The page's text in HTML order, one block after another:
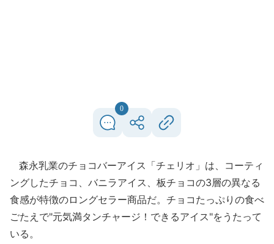
0
森永乳業のチョコバーアイス「チェリオ」は、コーティ
ングしたチョコ、バニラアイス、板チョコの3層の異なる
食感が特徴のロングセラー商品だ。チョコたっぷりの食べ
ごたえで"元気満タンチャージ！できるアイス"をうたって
いる。